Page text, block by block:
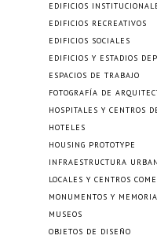
EDIFICIOS
EDIFICIOS RECREATIVOS
EDIFICIOS SOCIALES
EDIFICIOS Y ESTADIOS
ESPACIOS DE TRABAJO
FOTOGRAFÍA DE
HOSPITALES Y CENTROS
HOTELES
HOUSING PROTOTYPE
INFRAESTRUCTURA
LOCALES Y CENTROS
MONUMENTOS Y
MUSEOS
OBJETOS DE DISEÑO